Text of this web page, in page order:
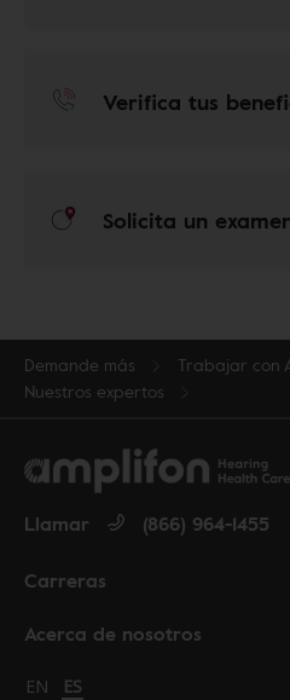
Verifica tus
Solicita un
Demande más
Trabajar con
Nuestros expertos
Acerca de nosotros
Carreras
Llamar (866) 964-1455
Change language to English
EN Cambiar idioma a español
ES